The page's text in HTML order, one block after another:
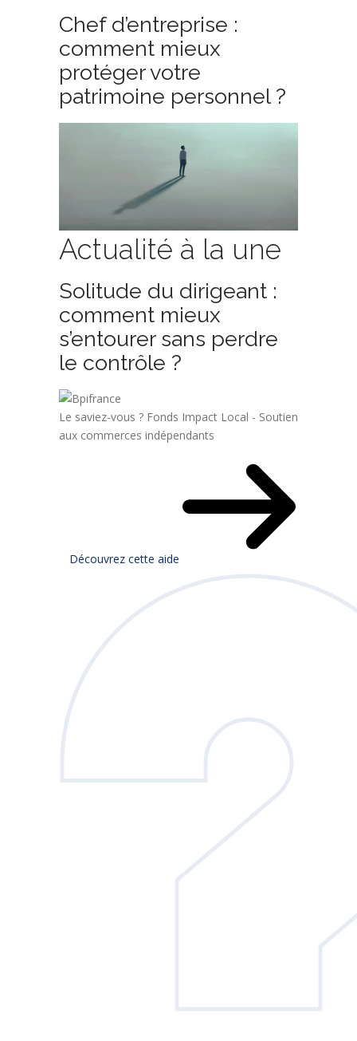
Chef d’entreprise :
comment mieux
protéger votre
patrimoine personnel ?
Actualité à la une
Solitude du dirigeant :
comment mieux
s’entourer sans perdre
le contrôle ?
Le saviez-vous ? Fonds Impact Local - Soutien
aux commerces indépendants
Découvrez cette aide